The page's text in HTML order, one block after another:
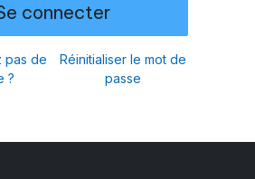
connecter
pas de
?
Réinitialiser le mot de
passe